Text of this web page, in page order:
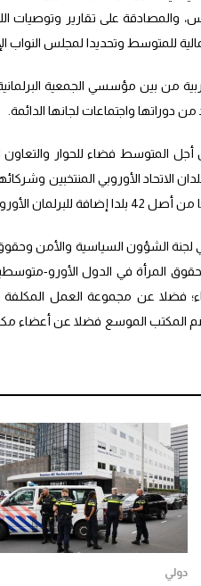
والمصادقة على تقارير وتوصيات
للمتوسط وتحديدا لمجلس النواب
من بين مؤسسي الجمعية
من أجل المتوسط فضاء للحوار
الاتحاد الأوروبي المنتخبين
الشؤون السياسية والأمن وحقوق
المرأة في الدول الأورو-
فضلا عن مجموعة العمل
المكتب الموسع فضلا عن أعضاء
دولي